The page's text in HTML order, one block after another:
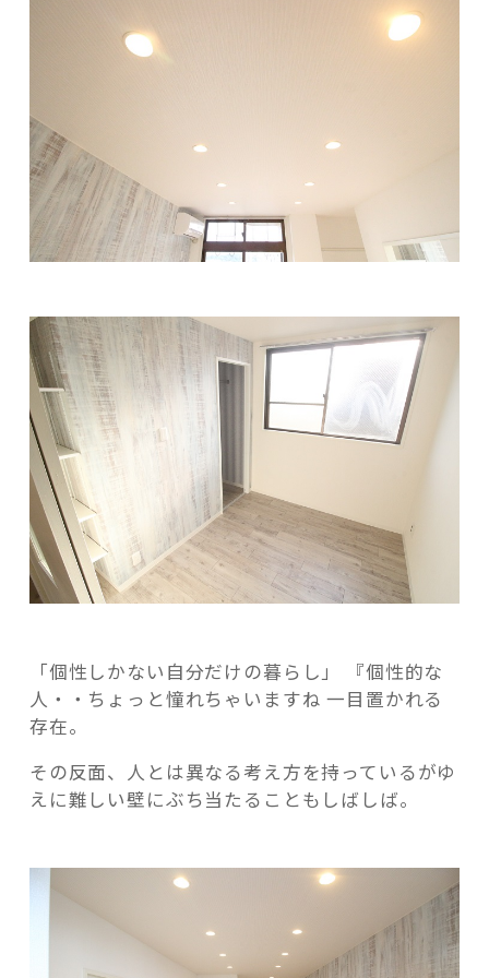
「個性しかない自分だけの暮らし」 『個性的な
人・・ちょっと憧れちゃいますね 一目置かれる
存在。
その反面、人とは異なる考え方を持っているがゆ
えに難しい壁にぶち当たることもしばしば。